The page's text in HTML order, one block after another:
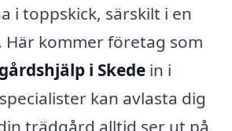
i toppskick, särskilt i en
Här kommer företag som
i Skede in i
kan avlasta dig
trädgård alltid ser ut på